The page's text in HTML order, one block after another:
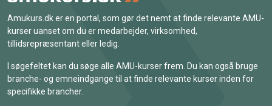
Amukurs.dk er en portal, som gør det nemt at finde relevante AMU-
kurser uanset om du er medarbejder, virksomhed,
tillidsrepræsentant eller ledig.
I søgefeltet kan du søge alle AMU-kurser frem. Du kan også bruge
branche- og emneindgange til at finde relevante kurser inden for
specifikke brancher.